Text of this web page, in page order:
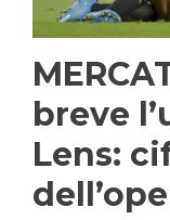
breve
Lens: